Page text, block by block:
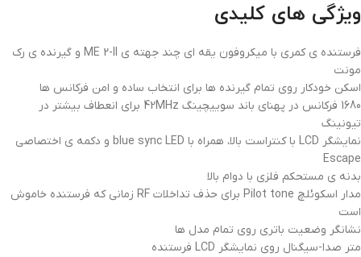
ویژگی های کلیدی
فرستنده ی کمری با میکروفون یقه ای چند جهته ی ME 2-II و گیرنده ی رک
مونت
اسکن خودکار روی تمام گیرنده ها برای انتخاب ساده و امن فرکانس ها
1680 فرکانس در پهنای باند سوییچینگ 42MHz برای انعطاف بیشتر در
تیونینگ
نمایشگر LCD با کنتراست بالا، همراه با blue sync LED و دکمه ی اختصاصی
Escape
بدنه ی مستحکم فلزی با دوام بالا
مدار اسکوئلچ Pilot tone برای حذف تداخلات RF زمانی که فرستنده خاموش
است
نشانگر وضعیت باتری روی تمام مدل ها
متر صدا-سیگنال روی نمایشگر LCD فرستنده